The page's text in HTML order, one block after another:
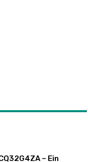
– Ein